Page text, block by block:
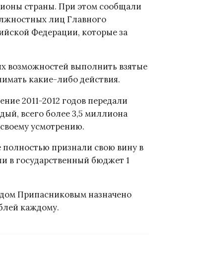
страны. При этом сообщали
лиц Главного
Федерации, которые за
возможностей выполнить взятые
какие-либо действия.
2011-2012 годов передали
всего более 3,5 миллиона
усмотрению.
полностью признали свою вину в
в государственный бюджет 1
Припасниковым назначено
каждому.